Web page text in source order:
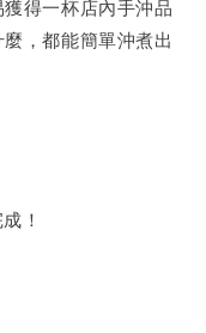
得一杯店內手沖品
，都能簡單沖煮出
！